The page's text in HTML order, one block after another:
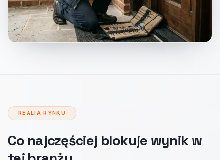
REALIA RYNKU
Co najczęściej blokuje wynik w